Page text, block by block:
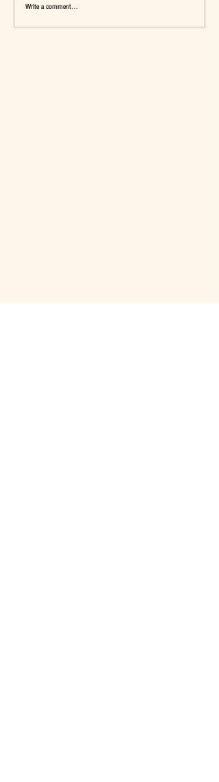
เมื่อ Self-concept ถูกเติมเต็ม Fashion อาจ
จะไม่ใช่คำตอบ
Write a comment...